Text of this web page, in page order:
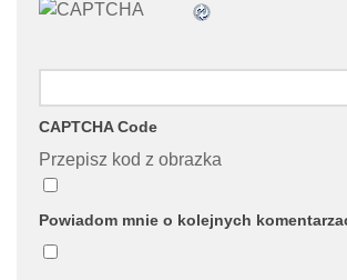
CAPTCHA Code
Przepisz kod z obrazka
Powiadom mnie o kolejnych